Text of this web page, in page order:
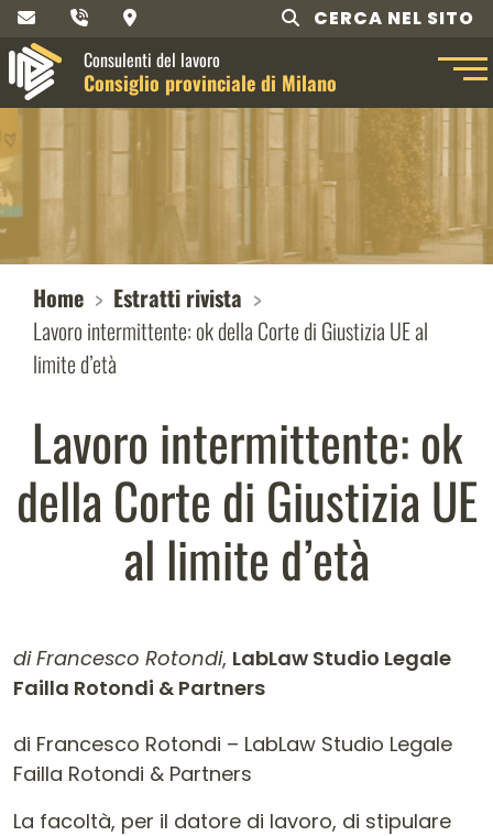
CERCA NEL SITO
Consulenti del lavoro
Consiglio provinciale di Milano
Home
Estratti rivista
Lavoro intermittente: ok della Corte di Giustizia UE al
limite d’età
Lavoro intermittente: ok
della Corte di Giustizia UE
al limite d’età
di Francesco Rotondi, LabLaw Studio Legale
Failla Rotondi & Partners
Contenuto dell'articolo
di Francesco Rotondi – LabLaw Studio Legale
Failla Rotondi & Partners
La facoltà, per il datore di lavoro, di stipulare